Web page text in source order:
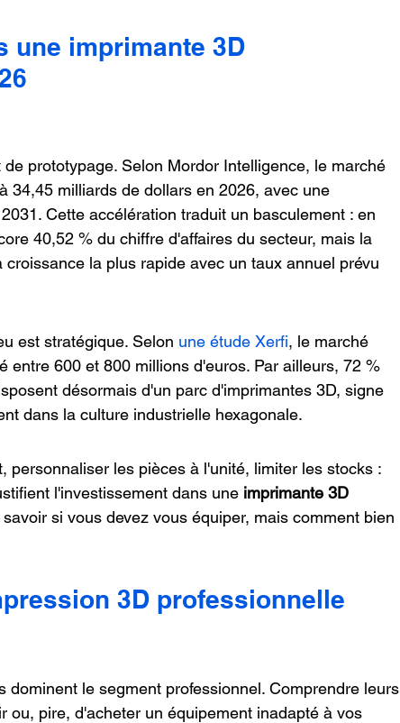
une imprimante 3D
prototypage. Selon Mordor Intelligence, le marché
34,45 milliards de dollars en 2026, avec une
Cette accélération traduit un basculement : en
40,52 % du chiffre d'affaires du secteur, mais la
la plus rapide avec un taux annuel prévu
est stratégique. Selon une étude Xerfi, le marché
entre 600 et 800 millions d'euros. Par ailleurs, 72 %
désormais d'un parc d'imprimantes 3D, signe
dans la culture industrielle hexagonale.
personnaliser les pièces à l'unité, limiter les stocks :
l'investissement dans une imprimante 3D
si vous devez vous équiper, mais comment bien
3D professionnelle
dominent le segment professionnel. Comprendre leurs
ou, pire, d'acheter un équipement inadapté à vos